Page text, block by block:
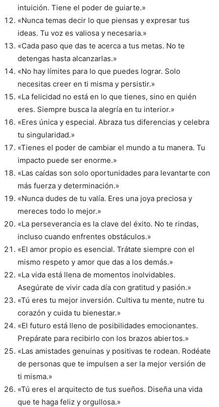
intuición. Tiene el poder de guiarte.»
«Nunca temas decir lo que piensas y expresar tus
ideas. Tu voz es valiosa y necesaria.»
«Cada paso que das te acerca a tus metas. No te
detengas hasta alcanzarlas.»
«No hay límites para lo que puedes lograr. Solo
necesitas creer en ti misma y persistir.»
«La felicidad no está en lo que tienes, sino en quién
eres. Siempre busca la alegría en tu interior.»
«Eres única y especial. Abraza tus diferencias y celebra
tu singularidad.»
«Tienes el poder de cambiar el mundo a tu manera. Tu
impacto puede ser enorme.»
«Las caídas son solo oportunidades para levantarte con
más fuerza y determinación.»
«Nunca dudes de tu valía. Eres una joya preciosa y
mereces todo lo mejor.»
«La perseverancia es la clave del éxito. No te rindas,
incluso cuando enfrentes obstáculos.»
«El amor propio es esencial. Trátate siempre con el
mismo respeto y amor que das a los demás.»
«La vida está llena de momentos inolvidables.
Asegúrate de vivir cada día con gratitud y pasión.»
«Tú eres tu mejor inversión. Cultiva tu mente, nutre tu
corazón y cuida tu bienestar.»
«El futuro está lleno de posibilidades emocionantes.
Prepárate para recibirlo con los brazos abiertos.»
«Las amistades genuinas y positivas te rodean. Rodéate
de personas que te impulsen a ser la mejor versión de
ti misma.»
«Tú eres el arquitecto de tus sueños. Diseña una vida
que te haga feliz y orgullosa.»